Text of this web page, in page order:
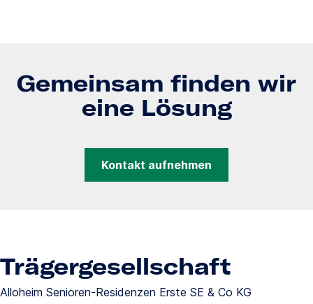
Gemeinsam finden wir
eine Lösung
Kontakt aufnehmen
Trägergesellschaft
Alloheim Senioren-Residenzen Erste SE & Co KG